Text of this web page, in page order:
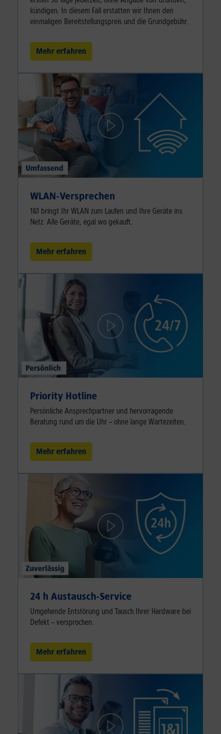
kündigen. In diesem Fall erstatten wir Ihnen den
einmaligen Bereitstellungspreis und die Grundgebühr.
Mehr erfahren
WLAN-Versprechen
1&1 bringt Ihr WLAN zum Laufen und Ihre Geräte ins
Netz. Alle Geräte, egal wo gekauft.
Mehr erfahren
Priority Hotline
Persönliche Ansprechpartner und hervorragende
Beratung rund um die Uhr – ohne lange Wartezeiten.
Mehr erfahren
24 h Austausch-Service
Umgehende Entstörung und Tausch Ihrer Hardware bei
Defekt – versprochen.
Mehr erfahren